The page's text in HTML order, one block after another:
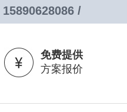
15890628086 /
免费提供
方案报价